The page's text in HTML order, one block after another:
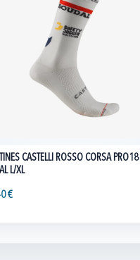
CASTELLI ROSSO CORSA PRO18
L/XL
€